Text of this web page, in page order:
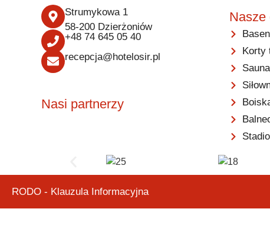
Strumykowa 1
58-200 Dzierżoniów
+48 74 645 05 40
recepcja@hotelosir.pl
Nasi partnerzy
Nasze
Korty
RODO - Klauzula Informacyjna